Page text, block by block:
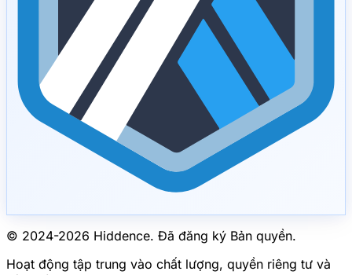
© 2024-2026 Hiddence. Đã đăng ký Bản quyền.
Hoạt động tập trung vào chất lượng, quyền riêng tư và